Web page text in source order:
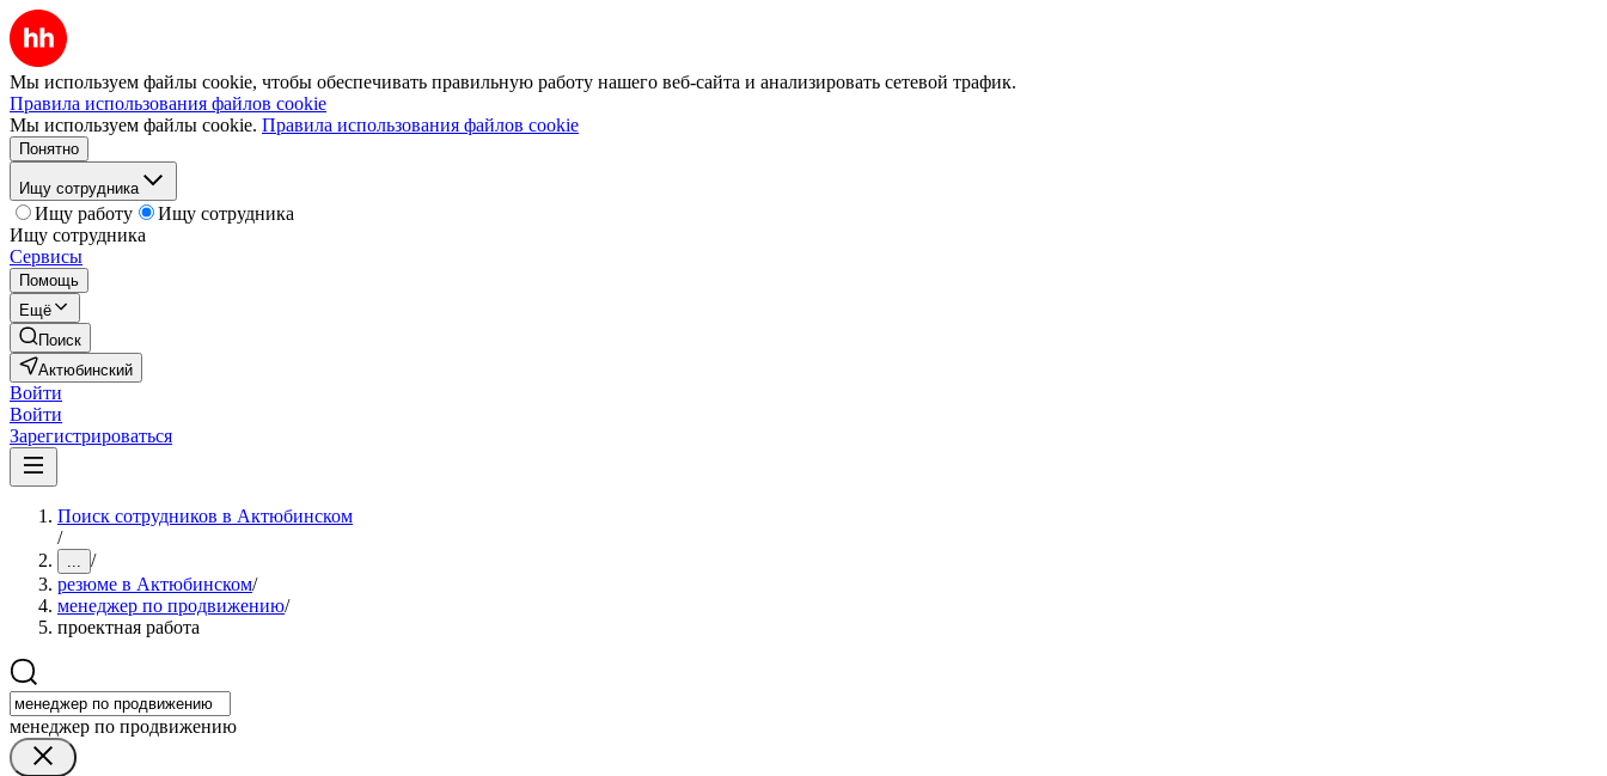
Мы используем файлы cookie, чтобы обеспечивать правильную работу нашего веб-сайта и анализировать сетевой трафик.
Правила использования файлов cookie
Мы используем файлы cookie. Правила использования файлов cookie
Понятно
Ищу сотрудника
Ищу работу
Ищу сотрудника
Ищу сотрудника
Сервисы
Помощь
Ещё
Поиск
Актюбинский
Войти
Войти
Зарегистрироваться
Поиск сотрудников в Актюбинском
/
... /
резюме в Актюбинском/
менеджер по продвижению/
проектная работа
менеджер по продвижению